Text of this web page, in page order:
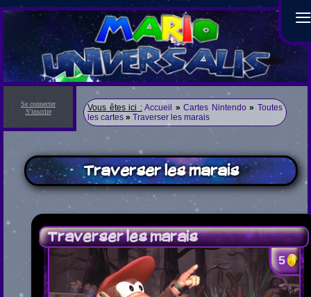
≡
Se connecter
S'inscrire
Vous êtes ici : Accueil » Cartes Nintendo » Toutes
les cartes » Traverser les marais
Traverser les marais
Traverser les marais
5